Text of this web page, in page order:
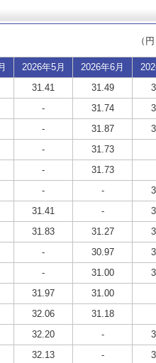
（
2026年5月 2026年6月
31.41 31.49
- 31.74
- 31.87
-
31.73
-
31.73
- -
31.41 -
31.83 31.27
- 30.97
- 31.00
31.97
31.00
32.06
31.18
32.20 -
32.13 -